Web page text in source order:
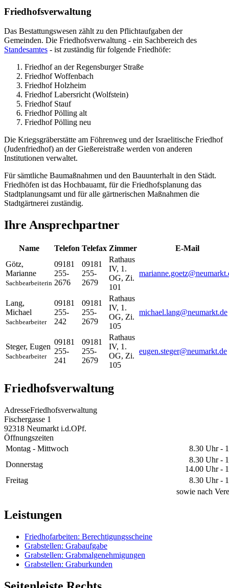
Friedhofsverwaltung
Das Bestattungswesen zählt zu den Pflichtaufgaben der
Gemeinden. Die Friedhofsverwaltung - ein Sachbereich des
Standesamtes - ist zuständig für folgende Friedhöfe:
Friedhof an der Regensburger Straße
Friedhof Woffenbach
Friedhof Holzheim
Friedhof Labersricht (Wolfstein)
Friedhof Stauf
Friedhof Pölling alt
Friedhof Pölling neu
Die Kriegsgräberstätte am Föhrenweg und der Israelitische Friedhof
(Judenfriedhof) an der Gießereistraße werden von anderen
Institutionen verwaltet.
Für sämtliche Baumaßnahmen und den Bauunterhalt in den Städt.
Friedhöfen ist das Hochbauamt, für die Friedhofsplanung das
Stadtplanungsamt und für alle gärtnerischen Maßnahmen die
Stadtgärtnerei zuständig.
Ihre Ansprechpartner
Name Telefon Telefax Zimmer
E-Mail
Götz,
Marianne
Sachbearbeiterin
09181
255-
2676
09181
255-
2679
Rathaus
IV, 1.
OG, Zi.
101
Lang,
Michael
Sachbearbeiter
09181
255-
242
09181
255-
2679
Rathaus
IV, 1.
OG, Zi.
105
michael.lang@neumarkt.de
Steger, Eugen
Sachbearbeiter
09181
255-
241
09181
255-
2679
Rathaus
IV, 1.
OG, Zi.
105
eugen.steger@neumarkt.de
Friedhofsverwaltung
AdresseFriedhofsverwaltung
Fischergasse 1
92318 Neumarkt i.d.OPf.
Öffnungszeiten
Montag - Mittwoch
8.30 Uhr -
Donnerstag
8.30 Uhr -
14.00 Uhr -
Freitag
8.30 Uhr -
sowie nach
Leistungen
Friedhofarbeiten: Berechtigungsscheine
Grabstellen: Grabaufgabe
Grabstellen: Grabmalgenehmigungen
Grabstellen: Graburkunden